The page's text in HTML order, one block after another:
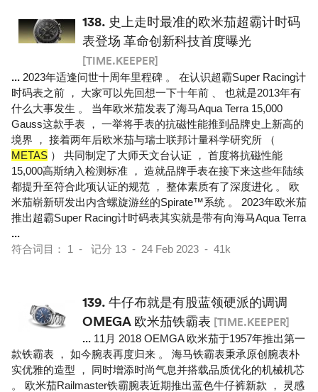
138. 史上走时最准的欧米茄超霸计时码
表登场 革命创新科技首度曝光
[TIME.KEEPER]
... 2023年适逢问世十周年里程碑 。 在认识超霸Super Racing计
时码表之前 ， 大家可以先回想一下十年前 、 也就是2013年有
什么大事发生 。 当年欧米茄发表了海马Aqua Terra 15,000
Gauss这款手表 ， 一举将手表的抗磁性能推到品牌史上新高的
境界 ， 接着两年后欧米茄与瑞士联邦计量科学研究所 （
METAS ） 共同制定了大师天文台认证 ， 首度将抗磁性能
15,000高斯纳入检测标准 ， 造就品牌手表在接下来这些年陆续
都提升至符合此项认证的规范 ， 整体素质有了深度进化 。 欧
米茄崭新研发出内含螺旋游丝的Spirate™系统 。 2023年欧米茄
推出超霸Super Racing计时码表其实就是带有向海马Aqua Terra
...
符合词目： 1 - 记分 13 - 24 Feb 2023 - 41k
139. 牛仔布就是有股蓝领硬派的调调
OMEGA 欧米茄铁霸表 [TIME.KEEPER]
... 11月 2018 OEMGA 欧米茄于1957年推出第一
款铁霸表 ， 如今腕表再度归来 。 海马铁霸表秉承原创腕表朴
实优雅的造型 ， 同时增添时尚气息并搭载品质优化的机械机芯
。 欧米茄Railmaster铁霸腕表近期推出蓝色牛仔裤新款 ， 灵感